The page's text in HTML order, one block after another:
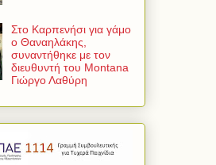
Στο Καρπενήσι για γάμο
ο Θαναηλάκης,
συναντήθηκε με τον
διευθυντή του Montana
Γιώργο Λαθύρη